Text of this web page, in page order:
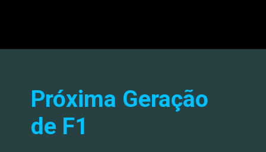
Próxima Geração
de F1